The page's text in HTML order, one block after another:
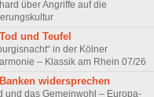
über Angriffe auf die
und Teufel
in der Kölner
– Klassik am Rhein 07/26
widersprechen
und das Gemeinwohl – Europa-